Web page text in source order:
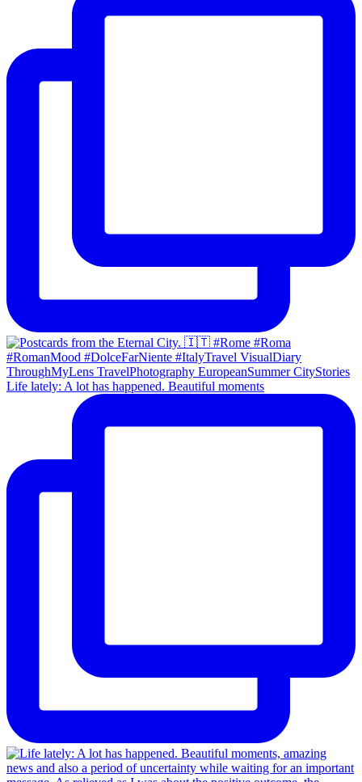
Life lately: A lot has happened. Beautiful moments